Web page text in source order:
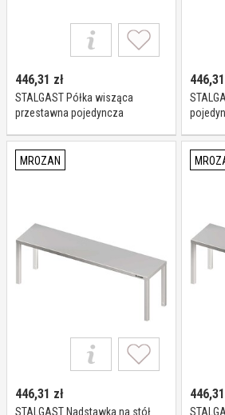
446,31 zł
STALGAST Półka wisząca
przestawna pojedyncza
446,31
MROZAN
446,31 zł
STALGAST Nadstawka na stół
446,31